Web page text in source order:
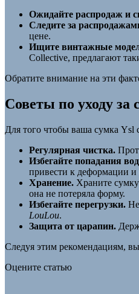
Ожидайте распродаж и
Следите за
цене.
Ищите винтажные
Collective, предлагают
Обратите внимание на эти
Советы по уходу за
Для того чтобы ваша сумка Ysl
Регулярная чистка.
Избегайте попадания
привести к деформации
Хранение. Храните
она не потеряла форму.
Избегайте перегрузки.
LouLou.
Защита от царапин.
Следуя этим рекомендациям,
Оцените статью